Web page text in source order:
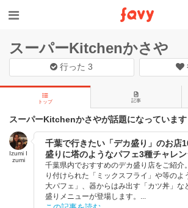
スーパーKitchenかさや
行った3
トップ 記事
スーパーKitchenかさやが話題になっています
Izumi I
zumi
千葉で行きたい「デカ盛り」のお店
盛りに塔のようなパフェ3種チャレ
千葉県内でおすすめのデカ盛り店をご紹介
り付けられた「ミックスフライ」や等のよ
大パフェ」、器からはみ出す「カツ丼」な
盛りメニューが登場します。...